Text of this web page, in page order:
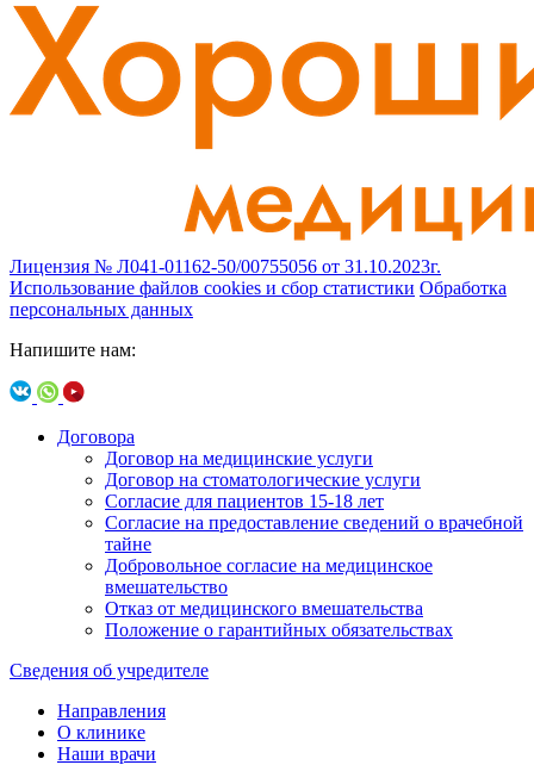
Лицензия № Л041-01162-50/00755056 от 31.10.2023г.
Использование файлов cookies и сбор статистики Обработка
персональных данных
Напишите нам:
Договора
Договор на медицинские услуги
Договор на стоматологические услуги
Согласие для пациентов 15-18 лет
Согласие на предоставление сведений о врачебной
тайне
Добровольное согласие на медицинское
вмешательство
Отказ от медицинского вмешательства
Положение о гарантийных обязательствах
Сведения об учредителе
Направления
О клинике
Наши врачи